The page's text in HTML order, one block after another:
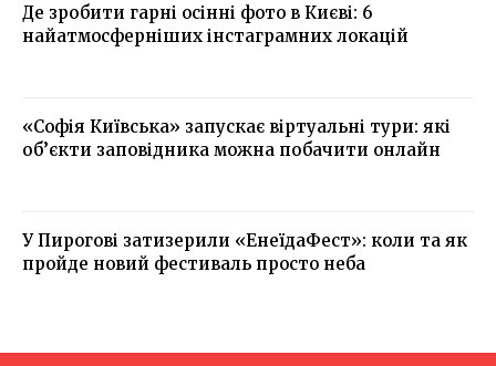
Де зробити гарні осінні фото в Києві: 6
найатмосферніших інстаграмних локацій
«Софія Київська» запускає віртуальні тури: які
об’єкти заповідника можна побачити онлайн
У Пирогові затизерили «ЕнеїдаФест»: коли та як
пройде новий фестиваль просто неба